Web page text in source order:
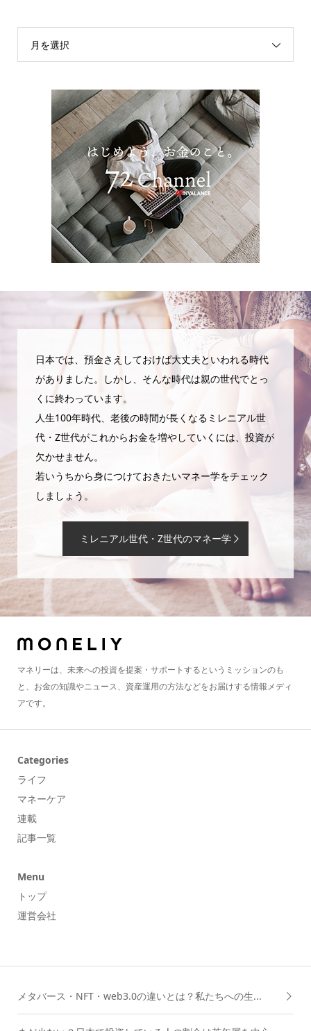
月を選択
日本では、預金さえしておけば大丈夫といわれる時代
がありました。しかし、そんな時代は親の世代でとっ
くに終わっています。
人生100年時代、老後の時間が長くなるミレニアル世
代・Z世代がこれからお金を増やしていくには、投資が
欠かせません。
若いうちから身につけておきたいマネー学をチェック
しましょう。
ミレニアル世代・Z世代のマネー学
マネリーは、未来への投資を提案・サポートするというミッションのも
と、お金の知識やニュース、資産運用の方法などをお届けする情報メディ
アです。
Categories
ライフ
マネーケア
連載
記事一覧
Menu
トップ
運営会社
メタバース・NFT・web3.0の違いとは？私たちへの生...